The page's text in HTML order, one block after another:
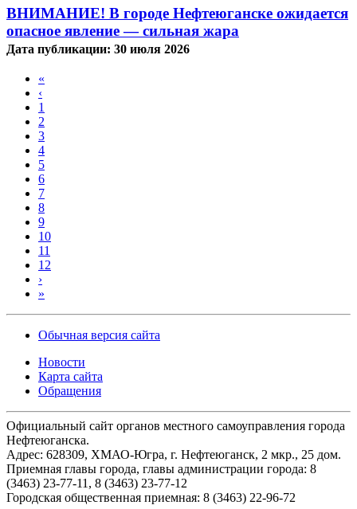
ВНИМАНИЕ! В городе Нефтеюганске ожидается
опасное явление — сильная жара
Дата публикации: 30 июля 2026
«
‹
1
2
3
4
5
6
7
8
9
10
11
12
›
»
Обычная версия сайта
Новости
Карта сайта
Обращения
Официальный сайт органов местного самоуправления города
Нефтеюганска.
Адрес: 628309, ХМАО-Югра, г. Нефтеюганск, 2 мкр., 25 дом.
Приемная главы города, главы администрации города: 8
(3463) 23-77-11, 8 (3463) 23-77-12
Городская общественная приемная: 8 (3463) 22-96-72